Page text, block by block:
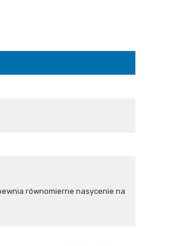
równomierne nasycenie na